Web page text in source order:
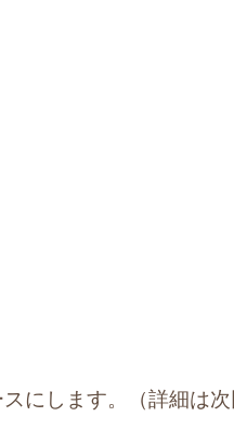
にします。（詳細は次